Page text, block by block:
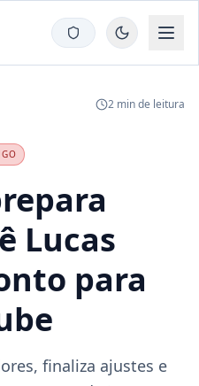
2 min de leitura
Lucas
para
finaliza ajustes e